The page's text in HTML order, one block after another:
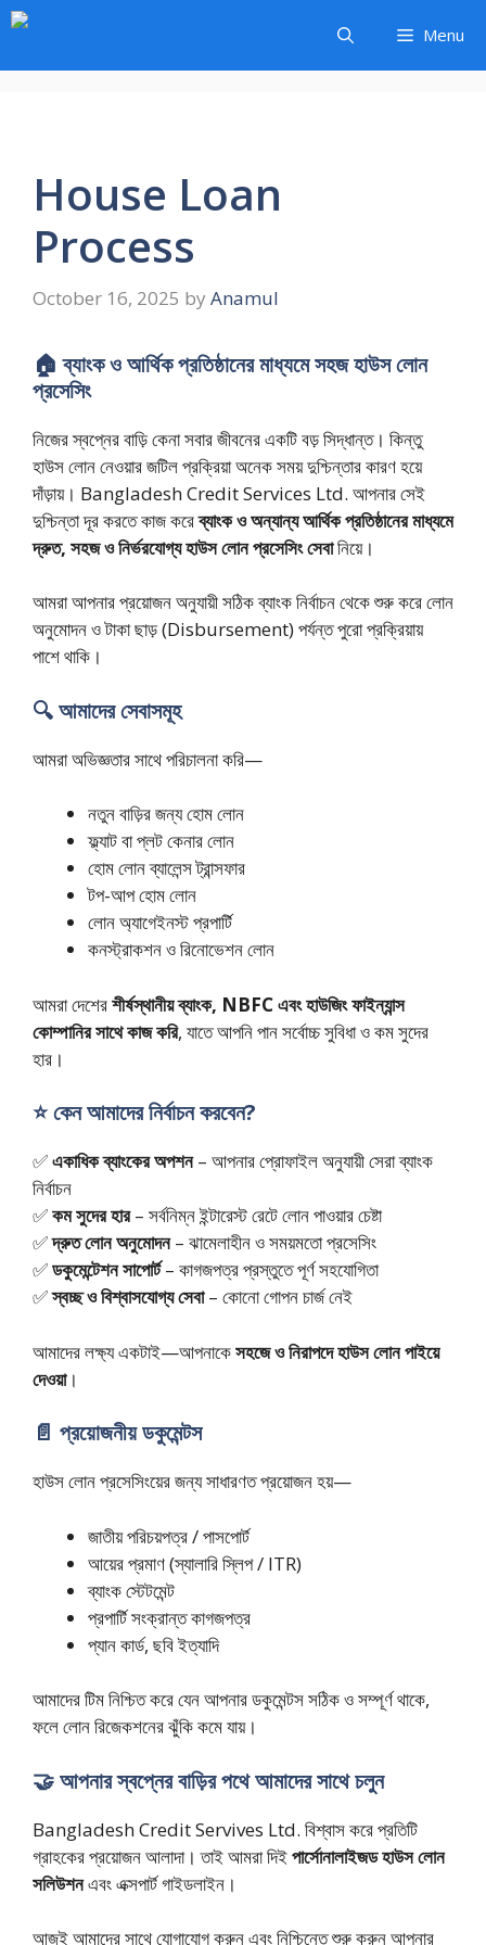
Skip
content
Menu
House Loan
Process
October 16, 2025 by Anamul
🏠 ব্যাংক ও আর্থিক প্রতিষ্ঠানের মাধ্যমে সহজ হাউস লোন
প্রসেসিং
নিজের স্বপ্নের বাড়ি কেনা সবার জীবনের একটি বড় সিদ্ধান্ত। কিন্তু
হাউস লোন নেওয়ার জটিল প্রক্রিয়া অনেক সময় দুশ্চিন্তার কারণ হয়ে
দাঁড়ায়। Bangladesh Credit Services Ltd. আপনার সেই
দুশ্চিন্তা দূর করতে কাজ করেব্যাংক ও অন্যান্য আর্থিক প্রতিষ্ঠানের মাধ্যমে
দ্রুত, সহজ ও নির্ভরযোগ্য হাউস লোন প্রসেসিং সেবানিয়ে।
আমরা আপনার প্রয়োজন অনুযায়ী সঠিক ব্যাংক নির্বাচন থেকে শুরু করে লোন
অনুমোদন ও টাকা ছাড় (Disbursement) পর্যন্ত পুরো প্রক্রিয়ায়
পাশে থাকি।
🔍 আমাদের সেবাসমূহ
আমরা অভিজ্ঞতার সাথে পরিচালনা করি—
নতুন বাড়ির জন্য হোম লোন
ফ্ল্যাট বা প্লট কেনার লোন
হোম লোন ব্যালেন্স ট্রান্সফার
টপ-আপ হোম লোন
লোন অ্যাগেইনস্ট প্রপার্টি
কনস্ট্রাকশন ও রিনোভেশন লোন
আমরা দেশেরশীর্ষস্থানীয় ব্যাংক, NBFC এবং হাউজিং ফাইন্যান্স
কোম্পানির সাথে কাজ করি, যাতে আপনি পান সর্বোচ্চ সুবিধা ও কম সুদের
হার।
⭐ কেন আমাদের নির্বাচন করবেন?
✅একাধিক ব্যাংকের অপশন– আপনার প্রোফাইল অনুযায়ী সেরা ব্যাংক
নির্বাচন
✅কম সুদের হার– সর্বনিম্ন ইন্টারেস্ট রেটে লোন পাওয়ার চেষ্টা
✅দ্রুত লোন অনুমোদন– ঝামেলাহীন ও সময়মতো প্রসেসিং
✅ডকুমেন্টেশন সাপোর্ট– কাগজপত্র প্রস্তুতে পূর্ণ সহযোগিতা
✅স্বচ্ছ ও বিশ্বাসযোগ্য সেবা– কোনো গোপন চার্জ নেই
আমাদের লক্ষ্য একটাই—আপনাকেসহজে ও নিরাপদে হাউস লোন পাইয়ে
দেওয়া।
📄 প্রয়োজনীয় ডকুমেন্টস
হাউস লোন প্রসেসিংয়ের জন্য সাধারণত প্রয়োজন হয়—
জাতীয় পরিচয়পত্র / পাসপোর্ট
আয়ের প্রমাণ (স্যালারি স্লিপ / ITR)
ব্যাংক স্টেটমেন্ট
প্রপার্টি সংক্রান্ত কাগজপত্র
প্যান কার্ড, ছবি ইত্যাদি
আমাদের টিম নিশ্চিত করে যেন আপনার ডকুমেন্টস সঠিক ও সম্পূর্ণ থাকে,
ফলে লোন রিজেকশনের ঝুঁকি কমে যায়।
🤝 আপনার স্বপ্নের বাড়ির পথে আমাদের সাথে চলুন
Bangladesh Credit Servives Ltd. বিশ্বাস করে প্রতিটি
গ্রাহকের প্রয়োজন আলাদা। তাই আমরা দিইপার্সোনালাইজড হাউস লোন
সলিউশনএবং এক্সপার্ট গাইডলাইন।
আজই আমাদের সাথে যোগাযোগ করুন এবং নিশ্চিন্তে শুরু করুন আপনার